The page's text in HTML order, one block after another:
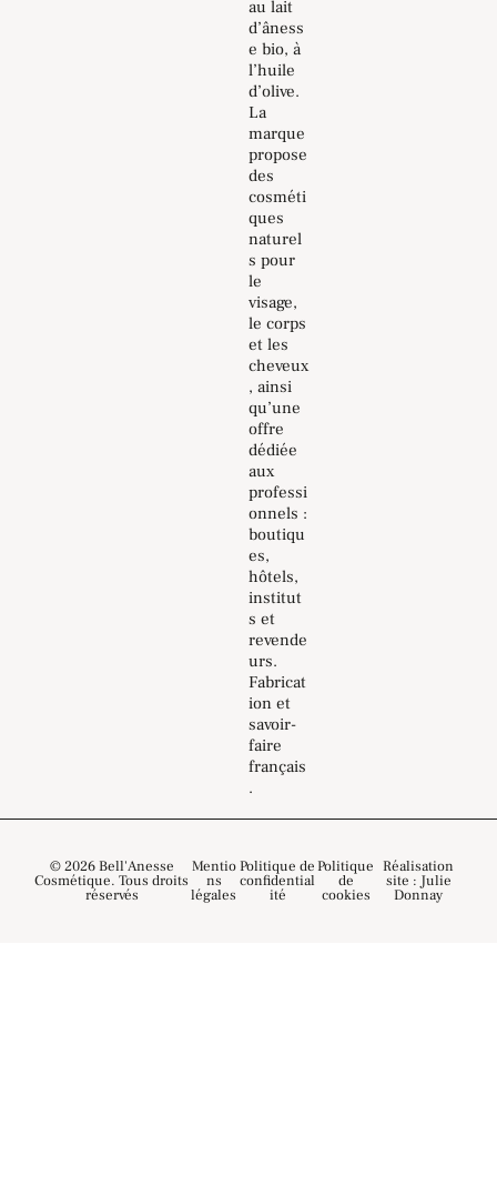
au lait
d’âness
e bio, à
l’huile
d’olive.
La
marque
propose
des
cosméti
ques
naturel
s pour
le
visage,
le corps
et les
cheveux
, ainsi
qu’une
offre
dédiée
aux
professi
onnels :
boutiqu
es,
hôtels,
institut
s et
revende
urs.
Fabricat
ion et
savoir-
faire
français
.
© 2026 Bell'Anesse
Cosmétique. Tous droits
réservés
Mentio
ns
légales
Politique de
confidential
ité
Politique
de
cookies
Réalisation
site : Julie
Donnay